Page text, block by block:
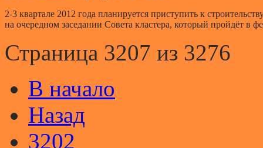
2-3 квартале 2012 года планируется приступить к
на очередном заседании Совета кластера, который пройдёт в
Страница 3207 из 3276
В начало
Назад
3202